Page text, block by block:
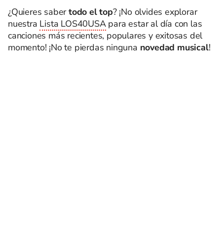
¿Quieres sabertodo el top? ¡No olvides explorar
nuestra Lista LOS40USApara estar al día con las
canciones más recientes, populares y exitosas del
momento! ¡No te pierdas ninguna novedad musical!